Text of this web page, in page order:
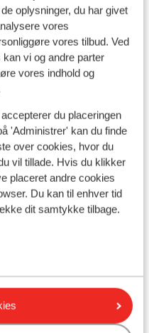
oplysninger, du har givet
vores
vores tilbud. Ved
vi og andre parter
vores indhold og
du placeringen
'Administrer' kan du finde
over cookies, hvor du
vil tillade. Hvis du klikker
placeret andre cookies
Du kan til enhver tid
dit samtykke tilbage.
kort
liggestole
beach: maksimal
300 meter
150 meter
ca. 100 meter